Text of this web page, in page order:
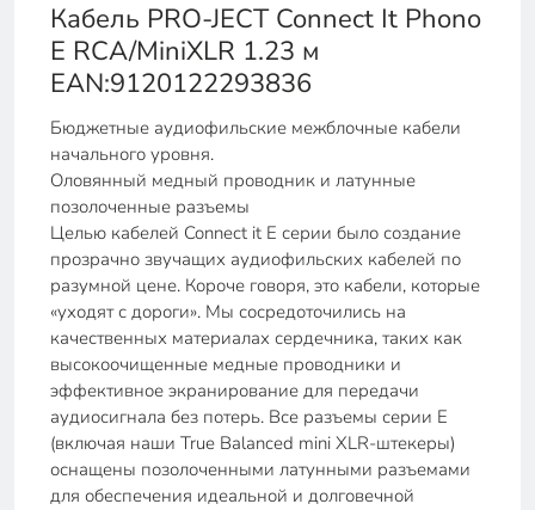
Кабель PRO-JECT Connect It Phono
E RCA/MiniXLR 1.23 м
EAN:9120122293836
Бюджетные аудиофильские межблочные кабели
начального уровня.
Оловянный медный проводник и латунные
позолоченные разъемы
Целью кабелей Connect it E серии было создание
прозрачно звучащих аудиофильских кабелей по
разумной цене. Короче говоря, это кабели, которые
«уходят с дороги». Мы сосредоточились на
качественных материалах сердечника, таких как
высокоочищенные медные проводники и
эффективное экранирование для передачи
аудиосигнала без потерь. Все разъемы серии E
(включая наши True Balanced mini XLR-штекеры)
оснащены позолоченными латунными разъемами
для обеспечения идеальной и долговечной